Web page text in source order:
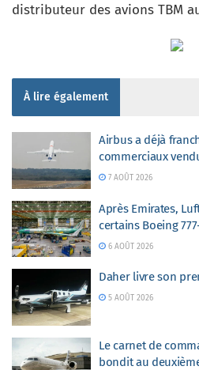
distributeur des avions TBM
À lire également
Airbus a déjà
commerciaux
7 AOÛT 2026
Après Emirates,
certains Boeing
6 AOÛT 2026
Daher livre son
5 AOÛT 2026
Le carnet de
bondit au